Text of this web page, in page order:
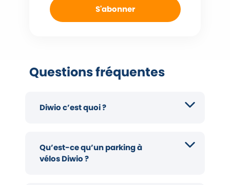
S'abonner
Questions fréquentes
Diwio c’est quoi ?
Qu’est-ce qu’un parking à
vélos Diwio ?